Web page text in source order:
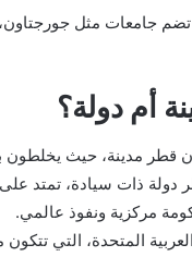
جامعات مثل
أم دولة؟
قطر مدينة، حيث يخلطون
مركزية ونفوذ عالمي.
المتحدة، التي